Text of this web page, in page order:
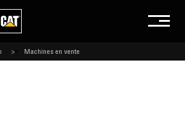
Machines en vente